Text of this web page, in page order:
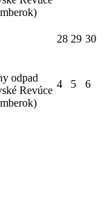
28 29 30
odpad
Revúce
4 5 6